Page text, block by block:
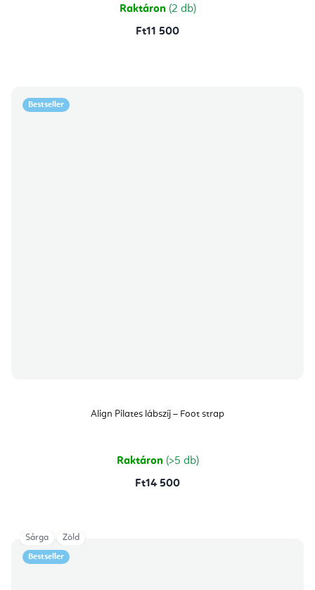
Raktáron (2 db)
Ft11 500
Bestseller
Align Pilates lábszíj – Foot strap
Raktáron (>5 db)
Ft14 500
Bestseller
Sárga Zöld